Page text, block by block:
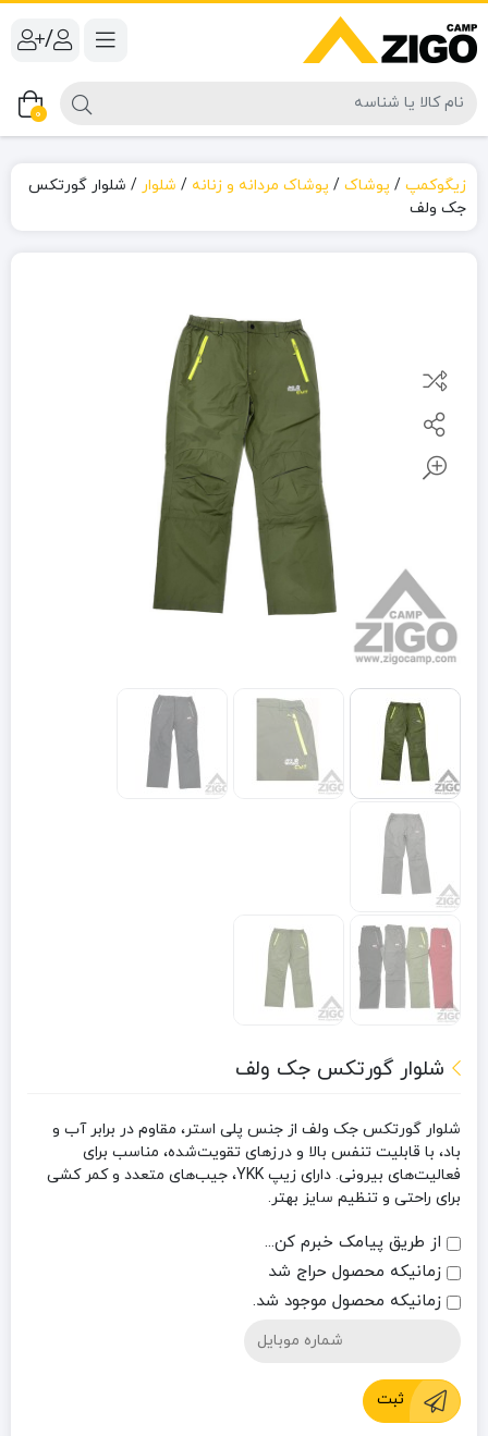
/
0
زیگوکمپ / پوشاک / پوشاک مردانه و زنانه / شلوار / شلوار گورتکس
جک ولف
شلوار گورتکس جک ولف
شلوار گورتکس جک ولف از جنس پلی استر، مقاوم در برابر آب و
باد، با قابلیت تنفس بالا و درزهای تقویت‌شده، مناسب برای
فعالیت‌های بیرونی. دارای زیپ YKK، جیب‌های متعدد و کمر کشی
برای راحتی و تنظیم سایز بهتر.
از طریق پیامک خبرم کن...
زمانیکه محصول حراج شد
زمانیکه محصول موجود شد.
ثبت